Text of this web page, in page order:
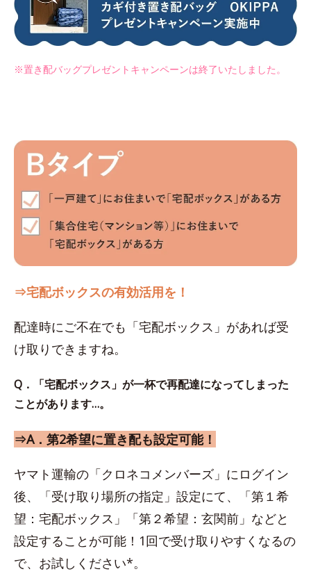
※置き配バッグプレゼントキャンペーンは終了いたしました。
⇒宅配ボックスの有効活用を！
配達時にご不在でも「宅配ボックス」があれば受
け取りできますね。
Q．「宅配ボックス」が一杯で再配達になってしまった
ことがあります…。
⇒A．第2希望に置き配も設定可能！
ヤマト運輸の「クロネコメンバーズ」にログイン
後、「受け取り場所の指定」設定にて、「第１希
望：宅配ボックス」「第２希望：玄関前」などと
設定することが可能！1回で受け取りやすくなるの
で、お試しください*。